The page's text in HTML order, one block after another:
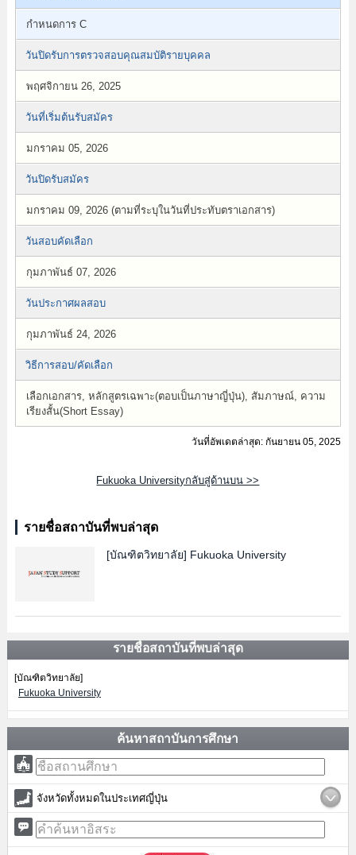
กำหนดการ C
วันปิดรับการตรวจสอบคุณสมบัติรายบุคคล
พฤศจิกายน 26, 2025
วันที่เริ่มต้นรับสมัคร
มกราคม 05, 2026
วันปิดรับสมัคร
มกราคม 09, 2026 (ตามที่ระบุในวันที่ประทับตราเอกสาร)
วันสอบคัดเลือก
กุมภาพันธ์ 07, 2026
วันประกาศผลสอบ
กุมภาพันธ์ 24, 2026
วิธีการสอบ/คัดเลือก
เลือกเอกสาร, หลักสูตรเฉพาะ(ตอบเป็นภาษาญี่ปุ่น), สัมภาษณ์, ความ
เรียงสั้น(Short Essay)
วันที่อัพเดตล่าสุด: กันยายน 05, 2025
Fukuoka Universityกลับสู่ด้านบน >>
รายชื่อสถาบันที่พบล่าสุด
[บัณฑิตวิทยาลัย] Fukuoka University
รายชื่อสถาบันที่พบล่าสุด
[บัณฑิตวิทยาลัย]
Fukuoka University
ค้นหาสถาบันการศึกษา
จังหวัดทั้งหมดในประเทศญี่ปุ่น